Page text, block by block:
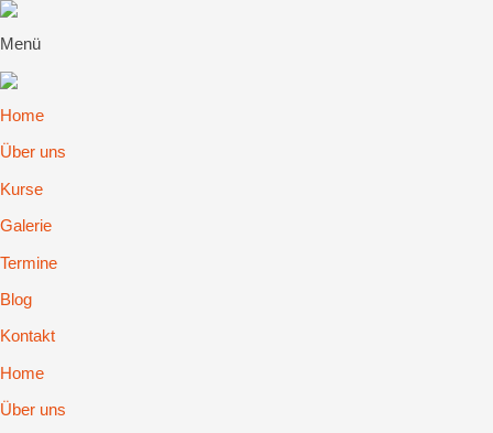
Menü
Home
Über uns
Kurse
Galerie
Termine
Blog
Kontakt
Home
Über uns